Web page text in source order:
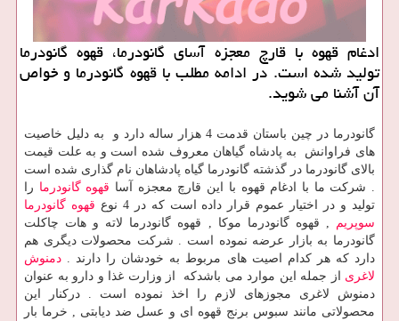
ادغام قهوه با قارچ معجزه آسای گانودرما، قهوه گانودرما
تولید شده است. در ادامه مطلب با قهوه گانودرما و خواص
آن آشنا می شوید.
گانودرما در چین باستان قدمت 4 هزار ساله دارد و به دلیل خاصیت
های فراوانش به پادشاه گیاهان معروف شده است و به علت قیمت
بالای گانودرما در گذشته گانودرما گیاه پادشاهان نام گذاری شده است
. شرکت ما با ادغام قهوه با این قارچ معجزه آسا قهوه گانودرما را
تولید و در اختیار عموم قرار داده است که در 4 نوع
قهوه گانودرما
سوپریم
, قهوه گانودرما موکا , قهوه گانودرما لاته و هات چاکلت
گانودرما به بازار عرضه نموده است . شرکت محصولات دیگری هم
دارد که هر کدام اصیت های مربوط به خودشان را دارند . دمنوش
لاغری از جمله این موارد می باشدکه از وزارت غذا و دارو به عنوان
دمنوش لاغری مجوزهای لازم را اخذ نموده است . درکنار این
محصولاتی مانند سبوس برنج قهوه ای و عسل ضد دیابتی , خرما بار